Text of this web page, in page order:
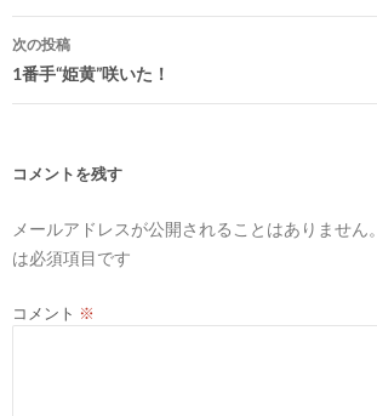
ナ
ビ
ゲ
シ
ン
次の投稿
1番手“姫黄”咲いた！
コメントを残す
メールアドレスが公開されることはありません。
は必須項目です
コメント ※